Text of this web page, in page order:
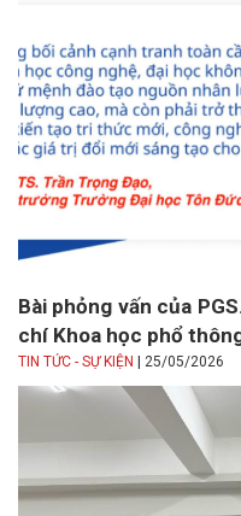
Bài phỏng vấn của
chí Khoa học phổ
TIN TỨC - SỰ KIỆN | 25/05/2026